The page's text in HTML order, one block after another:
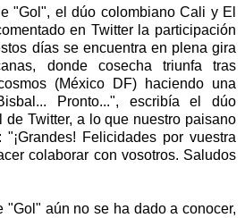
"Gol", el dúo colombiano Cali y El
en Twitter la participación
días se encuentra en plena gira
donde cosecha triunfa tras
(México DF) haciendo una
Pronto...", escribía el dúo
de Twitter, a lo que nuestro paisano
Felicidades por vuestra
colaborar con vosotros. Saludos
"Gol" aún no se ha dado a conocer,